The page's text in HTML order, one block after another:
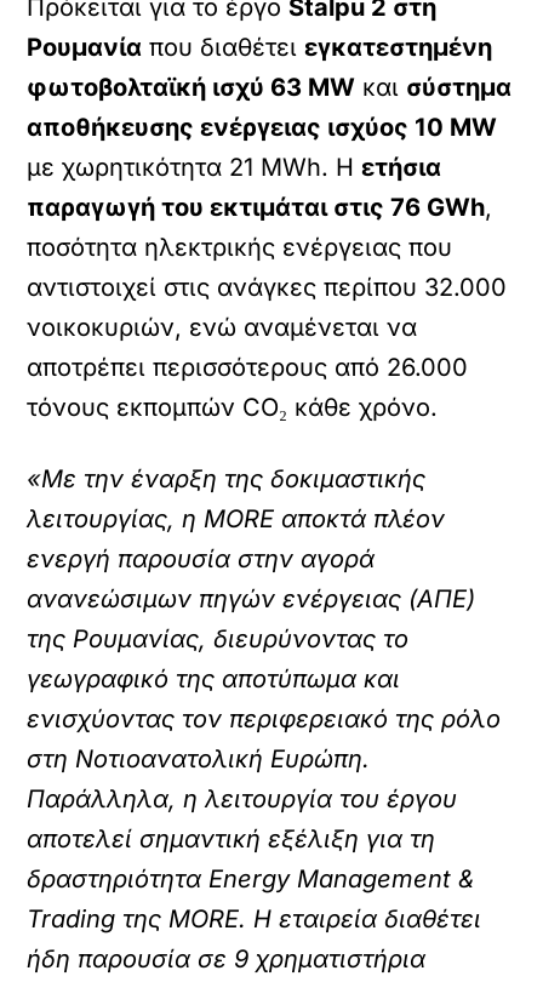
Πρόκειται για το έργο Stalpu 2 στη
Ρουμανία που διαθέτειεγκατεστημένη
φωτοβολταϊκή ισχύ 63 MW και σύστημα
αποθήκευσης ενέργειας ισχύος 10 MW
με χωρητικότητα 21 MWh. Ηετήσια
παραγωγή του εκτιμάται στις 76 GWh,
ποσότητα ηλεκτρικής ενέργειας που
αντιστοιχεί στις ανάγκες περίπου 32.000
νοικοκυριών, ενώ αναμένεται να
αποτρέπει περισσότερους από 26.000
τόνους εκπομπών CO₂ κάθε χρόνο.
«Με την έναρξη της δοκιμαστικής
λειτουργίας, η MORE αποκτά πλέον
ενεργή παρουσία στην αγορά
ανανεώσιμων πηγών ενέργειας (ΑΠΕ)
της Ρουμανίας, διευρύνοντας το
γεωγραφικό της αποτύπωμα και
ενισχύοντας τον περιφερειακό της ρόλο
στη Νοτιοανατολική Ευρώπη.
Παράλληλα, η λειτουργία του έργου
αποτελεί σημαντική εξέλιξη για τη
δραστηριότητα Energy Management &
Trading της MORE. Η εταιρεία διαθέτει
ήδη παρουσία σε 9 χρηματιστήρια